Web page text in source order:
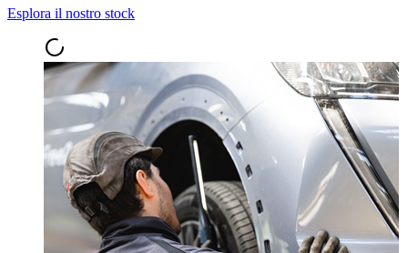
Esplora il nostro stock